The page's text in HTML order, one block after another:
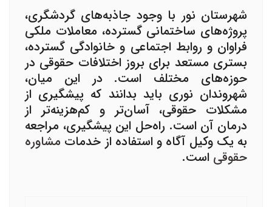
شهرستان نور با وجود جاذبه‌های گردشگری،
پروژه‌های ساختمانی گسترده، معاملات ملکی
فراوان و روابط اجتماعی و خانوادگی گسترده،
بستری مستعد برای بروز اختلافات حقوقی در
حوزه‌های مختلف است. در این میان،
شهروندان نوری باید بدانند که پیشگیری از
مشکلات حقوقی، آسان‌تر و کم‌هزینه‌تر از
درمان آن است. راه‌حل این پیشگیری، مراجعه
به یک وکیل آگاه و استفاده از خدمات مشاوره
حقوقی است.